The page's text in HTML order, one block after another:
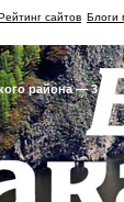
сайтов Блоги
района — 3